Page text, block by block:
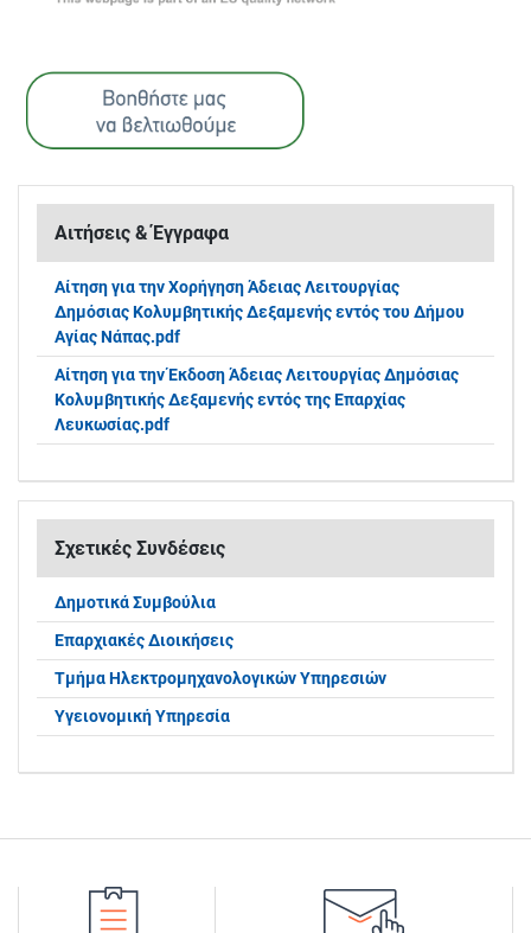
Αιτήσεις & Έγγραφα
Αίτηση για την Χορήγηση Άδειας Λειτουργίας
Δημόσιας Κολυμβητικής Δεξαμενής εντός του Δήμου
Αγίας Νάπας.pdf
Αίτηση για την Έκδοση Άδειας Λειτουργίας Δημόσιας
Κολυμβητικής Δεξαμενής εντός της Επαρχίας
Λευκωσίας.pdf
Σχετικές Συνδέσεις
Δημοτικά Συμβούλια
Επαρχιακές Διοικήσεις
Τμήμα Ηλεκτρομηχανολογικών Υπηρεσιών
Υγειονομική Υπηρεσία